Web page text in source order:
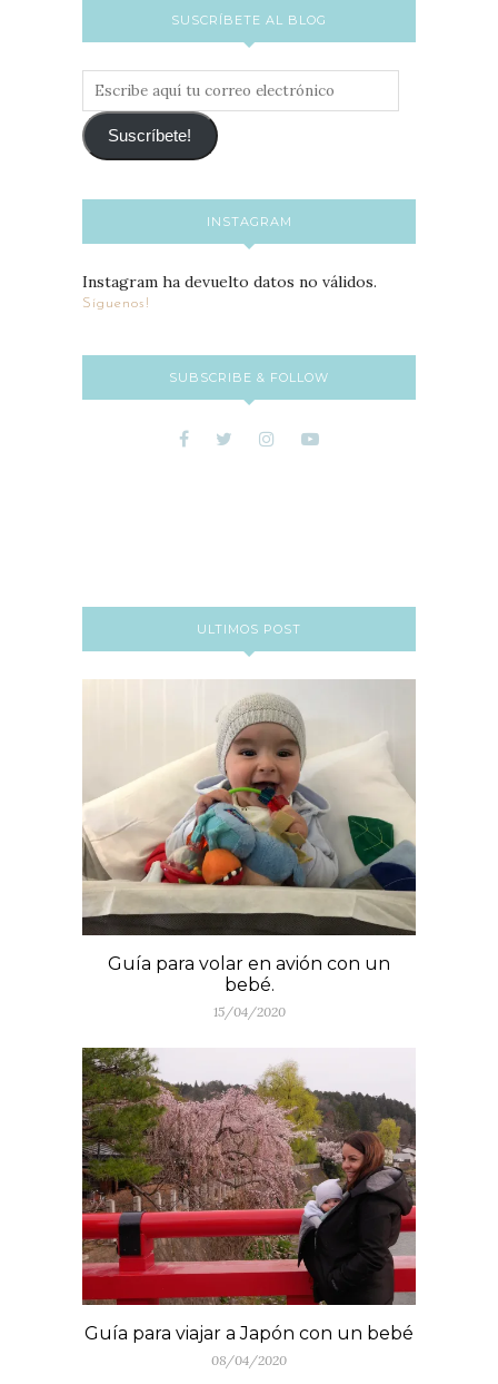
SUSCRÍBETE AL BLOG
tu
correo
Suscríbete!
INSTAGRAM
Instagram ha devuelto datos no válidos.
Síguenos!
SUBSCRIBE & FOLLOW
ULTIMOS POST
Guía para volar en avión con un
bebé.
15/04/2020
Guía para viajar a Japón con un bebé
08/04/2020